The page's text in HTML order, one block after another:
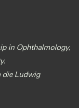
in Ophthalmology,
die Ludwig